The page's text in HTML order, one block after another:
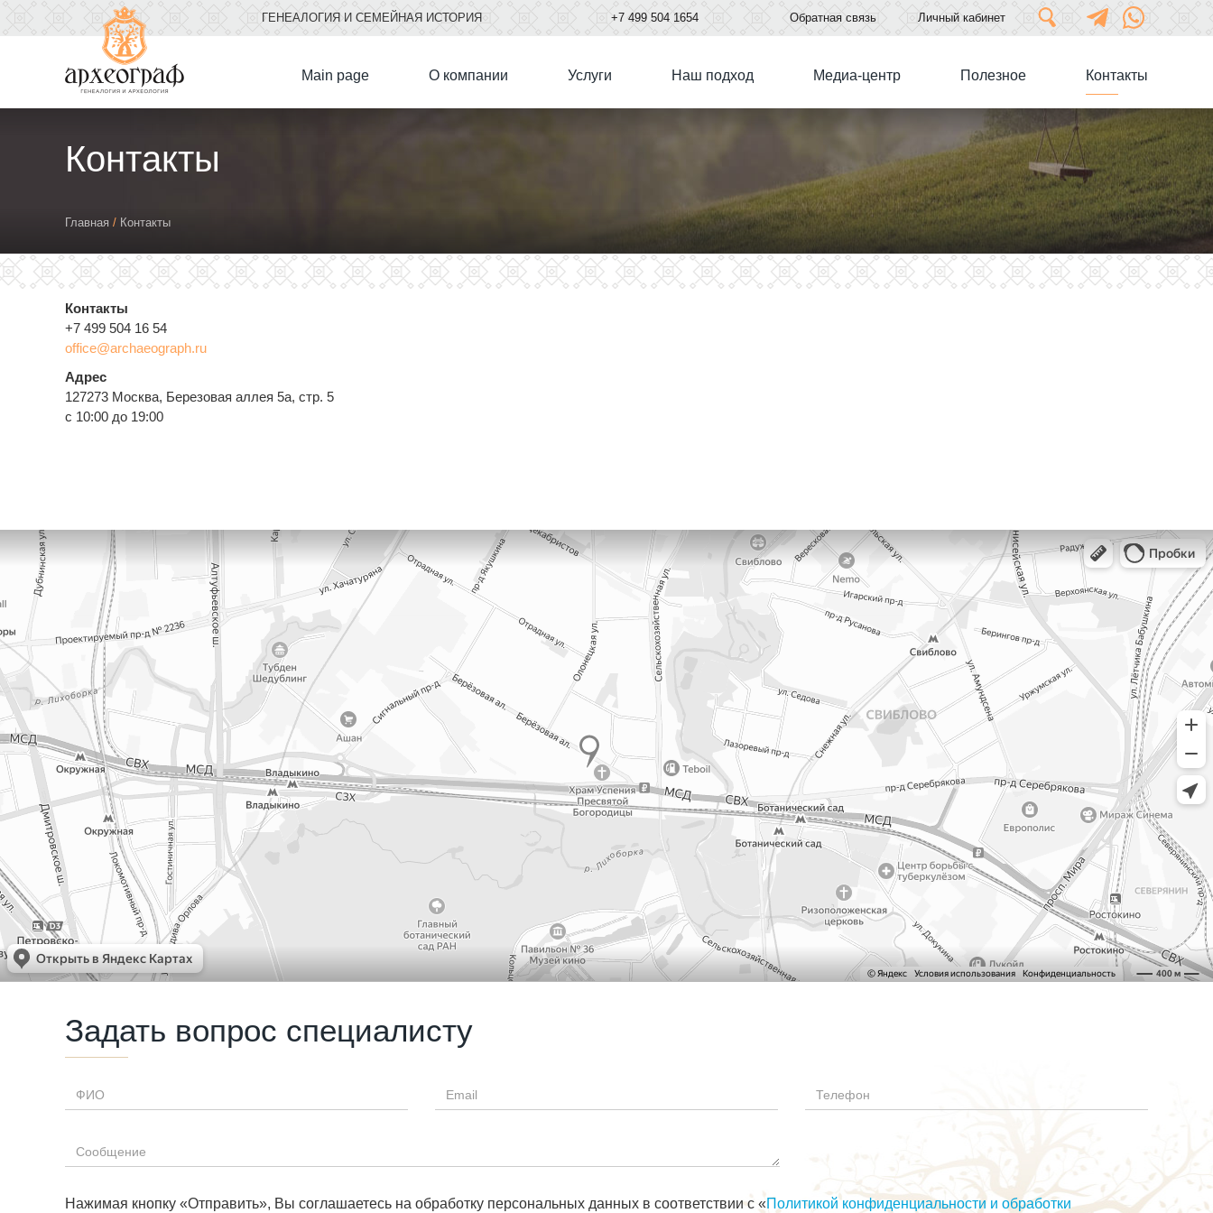
ГЕНЕАЛОГИЯ И СЕМЕЙНАЯ ИСТОРИЯ +7 499 504 1654 Обратная связь Личный кабинет
Мain page О компании Услуги Наш подход Медиа-центр Полезное Контакты
Контакты
You
are
here
Главная / Контакты
Контакты
+7 499 504 16 54
office@archaeograph.ru
Адрес
127273 Москва, Березовая аллея 5а, стр. 5
с 10:00 до 19:00
Задать вопрос специалисту
*Нажимая кнопку «Отправить», Вы соглашаетесь на обработку персональных данных в соответствии с «Политикой конфиденциальности и обработки